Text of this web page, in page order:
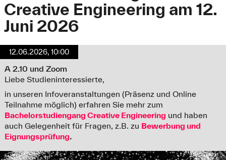
Creative Engineering am 12.
Juni 2026
12.06.2026, 10:00
A 2.10 und Zoom
Liebe Studieninteressierte,
in unseren Infoveranstaltungen (Präsenz und Online
Teilnahme möglich) erfahren Sie mehr zum
Bachelorstudiengang Creative Engineering und haben
auch Gelegenheit für Fragen, z.B. zu Bewerbung und
Eignungsprüfung.